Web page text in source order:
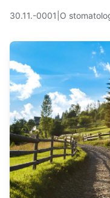
30.11.-0001 O